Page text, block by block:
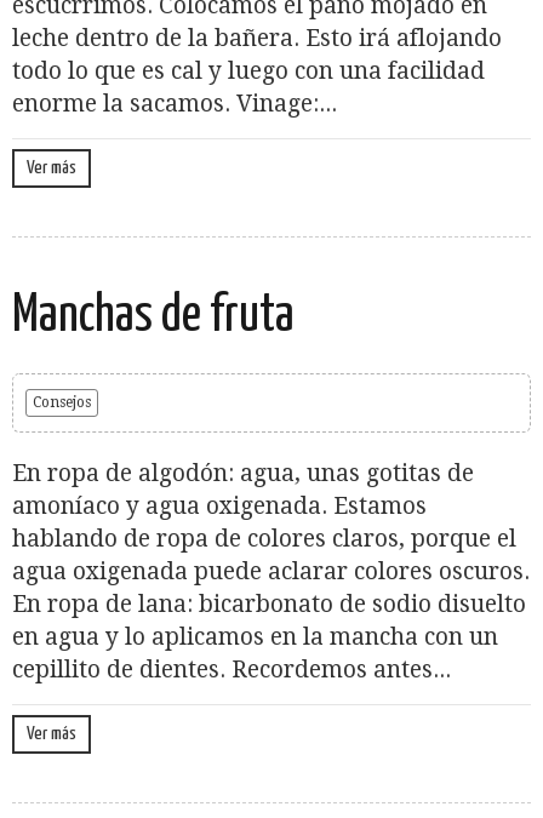
leche dentro de la bañera. Esto irá aflojando
todo lo que es cal y luego con una facilidad
enorme la sacamos. Vinage:...
Ver más
Manchas de fruta
Consejos
En ropa de algodón: agua, unas gotitas de
amoníaco y agua oxigenada. Estamos
hablando de ropa de colores claros, porque el
agua oxigenada puede aclarar colores oscuros.
En ropa de lana: bicarbonato de sodio disuelto
en agua y lo aplicamos en la mancha con un
cepillito de dientes. Recordemos antes...
Ver más